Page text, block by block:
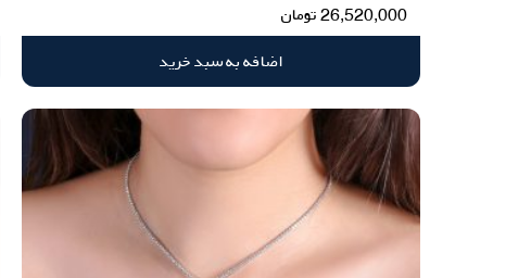
26,520,000تومان
اضافه به سبد خرید